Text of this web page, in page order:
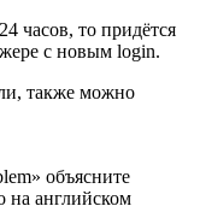
часов, то придётся
с новым login.
также можно
объясните
на английском